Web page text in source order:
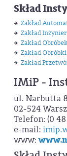
Skład
Zakład
Zakład
Zakład
Zakład
Zakład
IMiP -
ul. Narbutta
02-524
Telefon: (0
e-mail:
www: